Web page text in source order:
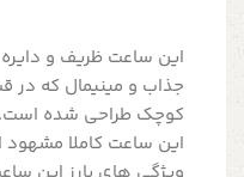
این ساعت ظریف و
جذاب و مینیمال که
کوچک طراحی شده است.
این ساعت کاملا